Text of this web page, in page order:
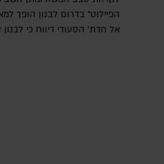
הפיילוט" בדרום לבנון הופך
אל חדת' הסעודי דיווח כי